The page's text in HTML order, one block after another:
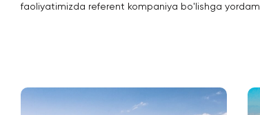
faoliyatimizda referent kompaniya bo'lishga